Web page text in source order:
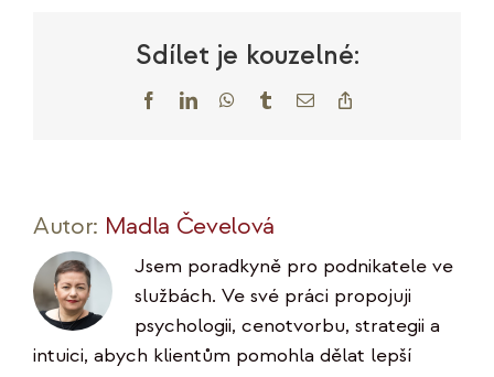
Sdílet je kouzelné:
FacebookLinkedInWhatsApp
TumblrE-
Autor: Madla Čevelová
Jsem poradkyně pro podnikatele ve
službách. Ve své práci propojuji
psychologii, cenotvorbu, strategii a
intuici, abych klientům pomohla dělat lepší